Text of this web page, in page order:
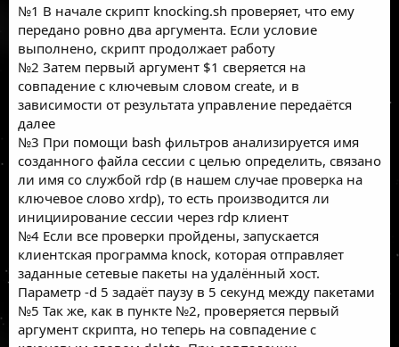
№1 В начале скрипт knocking.sh проверяет, что ему
передано ровно два аргумента. Если условие
выполнено, скрипт продолжает работу
№2 Затем первый аргумент $1 сверяется на
совпадение с ключевым словом create, и в
зависимости от результата управление передаётся
далее
№3 При помощи bash фильтров анализируется имя
созданного файла сессии с целью определить, связано
ли имя со службой rdp (в нашем случае проверка на
ключевое слово xrdp), то есть производится ли
инициирование сессии через rdp клиент
№4 Если все проверки пройдены, запускается
клиентская программа knock, которая отправляет
заданные сетевые пакеты на удалённый хост.
Параметр -d 5 задаёт паузу в 5 секунд между пакетами
№5 Так же, как в пункте №2, проверяется первый
аргумент скрипта, но теперь на совпадение с